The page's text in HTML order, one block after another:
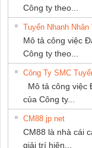
Công ty theo...
Tuyển Nhanh
Mô tả công việc
Công ty theo...
Công Ty SMC
Mô tả công việc
của Công ty...
CM88 jp net
CM88 là nhà cái
giải trí hiện...